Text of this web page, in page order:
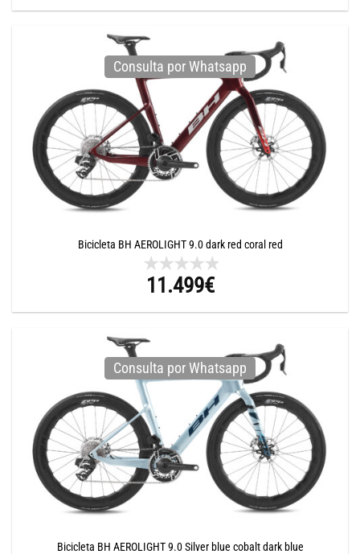
Consulta por Whatsapp
Bicicleta BH AEROLIGHT 9.0 dark red coral red
11.499€
Consulta por Whatsapp
Bicicleta BH AEROLIGHT 9.0 Silver blue cobalt dark blue